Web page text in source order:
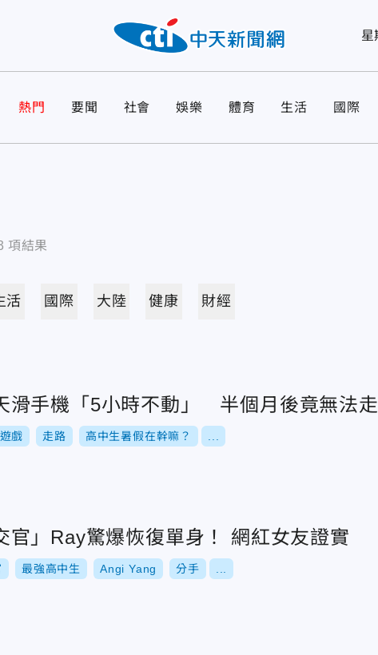
星
熱門 要聞 社會 娛樂 體育 生活 國際
項結果
活 國際 大陸 健康 財經
滑手機「5小時不動」 半個月後竟無法
遊戲 走路 高中生暑假在幹嘛？
官」Ray驚爆恢復單身！ 網紅女友證實
最強高中生 Angi Yang 分手